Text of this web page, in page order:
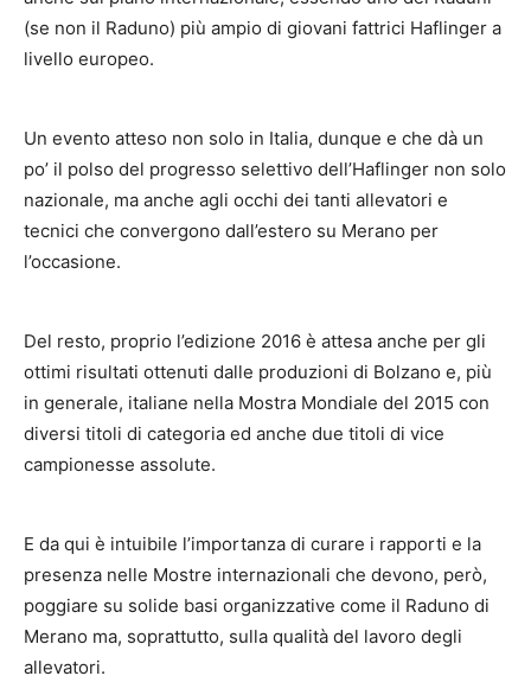
(se non il Raduno) più ampio di giovani fattrici Haflinger a
livello europeo.
Un evento atteso non solo in Italia, dunque e che dà un
po’ il polso del progresso selettivo dell’Haflinger non solo
nazionale, ma anche agli occhi dei tanti allevatori e
tecnici che convergono dall’estero su Merano per
l’occasione.
Del resto, proprio l’edizione 2016 è attesa anche per gli
ottimi risultati ottenuti dalle produzioni di Bolzano e, più
in generale, italiane nella Mostra Mondiale del 2015 con
diversi titoli di categoria ed anche due titoli di vice
campionesse assolute.
E da qui è intuibile l’importanza di curare i rapporti e la
presenza nelle Mostre internazionali che devono, però,
poggiare su solide basi organizzative come il Raduno di
Merano ma, soprattutto, sulla qualità del lavoro degli
allevatori.